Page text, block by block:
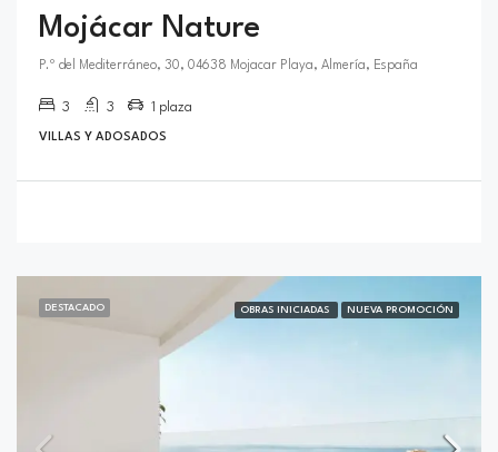
Mojácar Nature
P.º del Mediterráneo, 30, 04638 Mojacar Playa, Almería, España
3 3 1 plaza
VILLAS Y ADOSADOS
DESTACADO OBRAS INICIADAS NUEVA PROMOCIÓN